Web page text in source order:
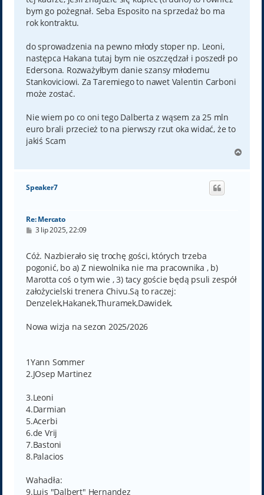
bym go pożegnał. Seba Esposito na sprzedaż bo ma
rok kontraktu.
do sprowadzenia na pewno młody stoper np. Leoni,
następca Hakana tutaj bym nie oszczędzał i poszedł po
Edersona. Rozważyłbym danie szansy młodemu
Stankoviciowi. Za Taremiego to nawet Valentin Carboni
może zostać.
Nie wiem po co oni tego Dalberta z wąsem za 25 mln
euro brali przecież to na pierwszy rzut oka widać, że to
jakiś Scam
g
Speaker7
Re: Mercato
P
t
3 lip 2025, 22:09
Cóż. Nazbierało się trochę gości, których trzeba
pogonić, bo a) Z niewolnika nie ma pracownika , b)
Marotta coś o tym wie , 3) tacy goście będą psuli zespół
założycielski trenera Chivu.Są to raczej:
Denzelek,Hakanek,Thuramek,Dawidek.
Nowa wizja na sezon 2025/2026
1Yann Sommer
2.JOsep Martinez
3.Leoni
4.Darmian
5.Acerbi
6.de Vrij
7.Bastoni
8.Palacios
Wahadła:
9.Luis "Dalbert" Hernandez